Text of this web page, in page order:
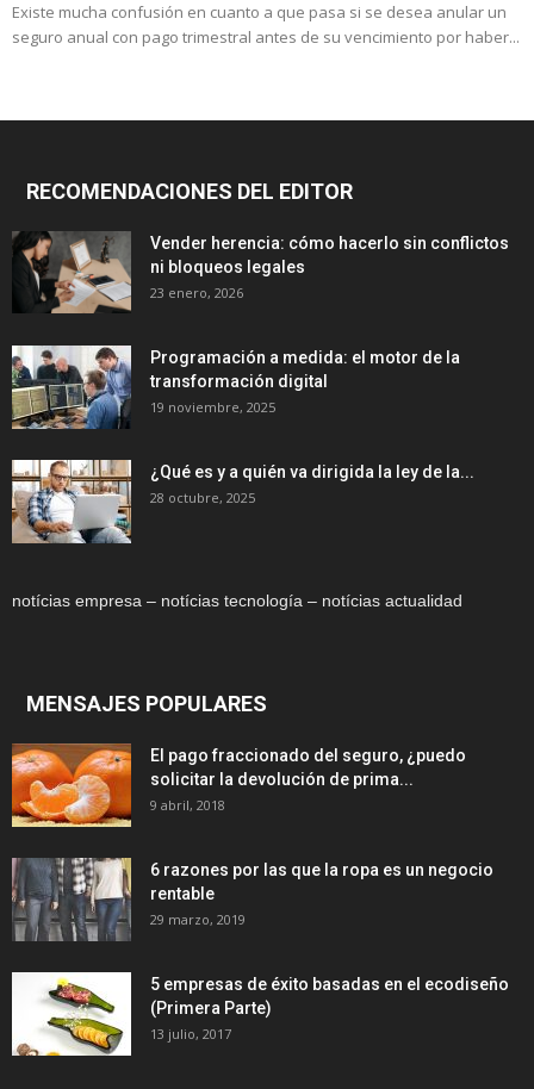
Existe mucha confusión en cuanto a que pasa si se desea anular un
seguro anual con pago trimestral antes de su vencimiento por haber...
RECOMENDACIONES DEL EDITOR
Vender herencia: cómo hacerlo sin conflictos
ni bloqueos legales
23 enero, 2026
Programación a medida: el motor de la
transformación digital
19 noviembre, 2025
¿Qué es y a quién va dirigida la ley de la...
28 octubre, 2025
notícias empresa – notícias tecnología – notícias actualidad
MENSAJES POPULARES
El pago fraccionado del seguro, ¿puedo
solicitar la devolución de prima...
9 abril, 2018
6 razones por las que la ropa es un negocio
rentable
29 marzo, 2019
5 empresas de éxito basadas en el ecodiseño
(Primera Parte)
13 julio, 2017